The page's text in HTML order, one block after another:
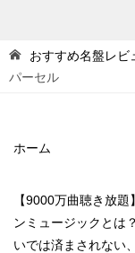
おすすめ名盤レビ
パーセル
ホーム
【9000万曲聴き放題
ンミュージックとは
いでは済まされない